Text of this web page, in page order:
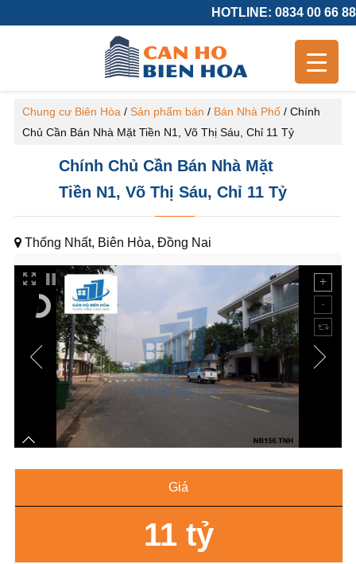
HOTLINE: 0834 00 66 88
Chung cư Biên Hòa / Sản phẩm bán / Bán Nhà Phố/ Chính
Chủ Cần Bán Nhà Mặt Tiền N1, Võ Thị Sáu, Chỉ 11 Tỷ
Chính Chủ Cần Bán Nhà Mặt
Tiền N1, Võ Thị Sáu, Chỉ 11 Tỷ
Thống Nhất, Biên Hòa, Đồng Nai
Giá
11 tỷ